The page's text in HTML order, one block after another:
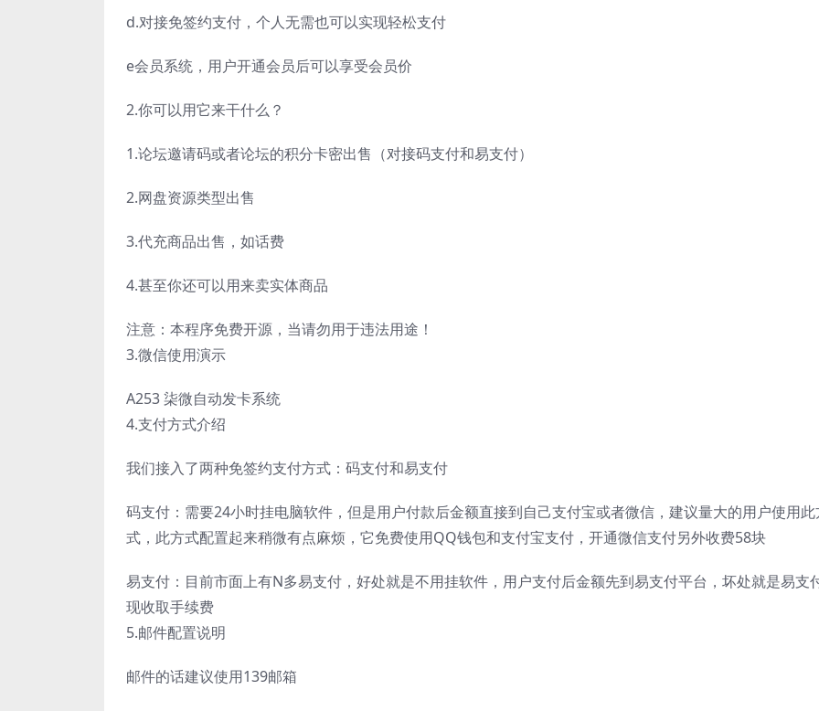
d.对接免签约支付，个人无需也可以实现轻松支付
e会员系统，用户开通会员后可以享受会员价
2.你可以用它来干什么？
1.论坛邀请码或者论坛的积分卡密出售（对接码支付和易支付）
2.网盘资源类型出售
3.代充商品出售，如话费
4.甚至你还可以用来卖实体商品
注意：本程序免费开源，当请勿用于违法用途！
3.微信使用演示
A253 柒微自动发卡系统
4.支付方式介绍
我们接入了两种免签约支付方式：码支付和易支付
码支付：需要24小时挂电脑软件，但是用户付款后金额直接到自己支付宝或者微信，建议量大的用户使用此
式，此方式配置起来稍微有点麻烦，它免费使用QQ钱包和支付宝支付，开通微信支付另外收费58块
易支付：目前市面上有N多易支付，好处就是不用挂软件，用户支付后金额先到易支付平台，坏处就是易支
现收取手续费
5.邮件配置说明
邮件的话建议使用139邮箱